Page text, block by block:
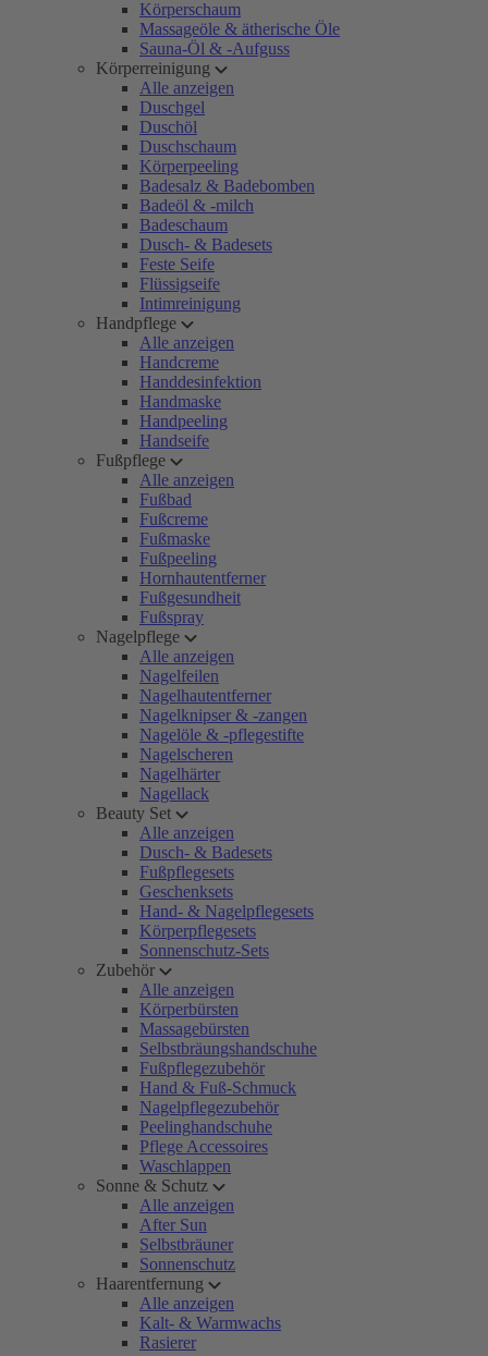
Körperschaum
Massageöle & ätherische Öle
Sauna-Öl & -Aufguss
Körperreinigung
Alle anzeigen
Duschgel
Duschöl
Duschschaum
Körperpeeling
Badesalz & Badebomben
Badeöl & -milch
Badeschaum
Dusch- & Badesets
Feste Seife
Flüssigseife
Intimreinigung
Handpflege
Alle anzeigen
Handcreme
Handdesinfektion
Handmaske
Handpeeling
Handseife
Fußpflege
Alle anzeigen
Fußbad
Fußcreme
Fußmaske
Fußpeeling
Hornhautentferner
Fußgesundheit
Fußspray
Nagelpflege
Alle anzeigen
Nagelfeilen
Nagelhautentferner
Nagelknipser & -zangen
Nagelöle & -pflegestifte
Nagelscheren
Nagelhärter
Nagellack
Beauty Set
Alle anzeigen
Dusch- & Badesets
Fußpflegesets
Geschenksets
Hand- & Nagelpflegesets
Körperpflegesets
Sonnenschutz-Sets
Zubehör
Alle anzeigen
Körperbürsten
Massagebürsten
Selbstbräungshandschuhe
Fußpflegezubehör
Hand & Fuß-Schmuck
Nagelpflegezubehör
Peelinghandschuhe
Pflege Accessoires
Waschlappen
Sonne & Schutz
Alle anzeigen
After Sun
Selbstbräuner
Sonnenschutz
Haarentfernung
Alle anzeigen
Kalt- & Warmwachs
Rasierer